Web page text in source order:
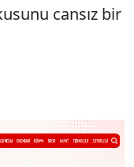
cansız bir